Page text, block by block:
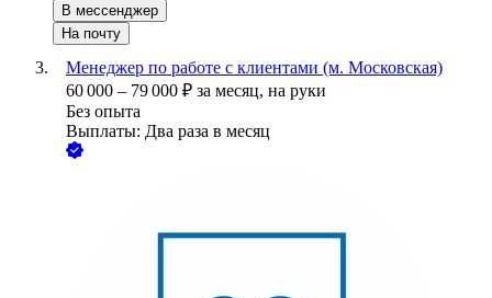
В мессенджер
На почту
Менеджер по работе с клиентами (м. Московская)
60 000 – 79 000 ₽ за месяц, на руки
Без опыта
Выплаты: Два раза в месяц